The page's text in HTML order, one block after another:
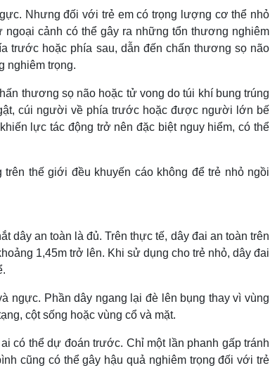
Nhưng đối với trẻ em có trọng lượng cơ thể nhỏ
cảnh có thể gây ra những tổn thương nghiêm
trước hoặc phía sau, dẫn đến chấn thương sọ não
nghiêm trọng.
thương sọ não hoặc tử vong do túi khí bung trúng
cúi người về phía trước hoặc được người lớn bế
lực tác động trở nên đặc biệt nguy hiểm, có thể
thế giới đều khuyến cáo không để trẻ nhỏ ngồi
dây an toàn là đủ. Trên thực tế, dây đai an toàn trên
1,45m trở lên. Khi sử dụng cho trẻ nhỏ, dây đai
ngực. Phần dây ngang lại đè lên bụng thay vì vùng
cột sống hoặc vùng cổ và mặt.
có thể dự đoán trước. Chỉ một lần phanh gấp tránh
cũng có thể gây hậu quả nghiêm trọng đối với trẻ